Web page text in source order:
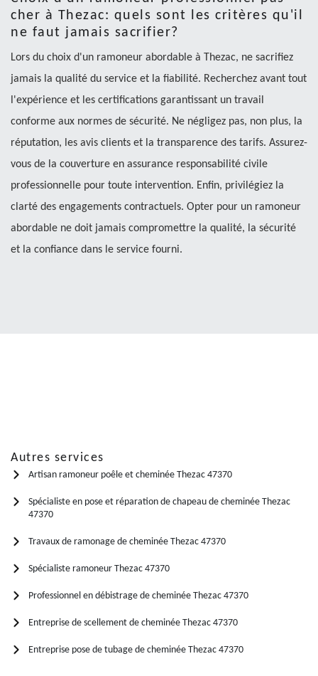
cher à Thezac: quels sont les critères qu'il
ne faut jamais sacrifier?
Lors du choix d'un ramoneur abordable à Thezac, ne sacrifiez
jamais la qualité du service et la fiabilité. Recherchez avant tout
l'expérience et les certifications garantissant un travail
conforme aux normes de sécurité. Ne négligez pas, non plus, la
réputation, les avis clients et la transparence des tarifs. Assurez-
vous de la couverture en assurance responsabilité civile
professionnelle pour toute intervention. Enfin, privilégiez la
clarté des engagements contractuels. Opter pour un ramoneur
abordable ne doit jamais compromettre la qualité, la sécurité
et la confiance dans le service fourni.
Autres services
Artisan ramoneur poêle et cheminée Thezac 47370
Spécialiste en pose et réparation de chapeau de cheminée Thezac
47370
Travaux de ramonage de cheminée Thezac 47370
Spécialiste ramoneur Thezac 47370
Professionnel en débistrage de cheminée Thezac 47370
Entreprise de scellement de cheminée Thezac 47370
Entreprise pose de tubage de cheminée Thezac 47370